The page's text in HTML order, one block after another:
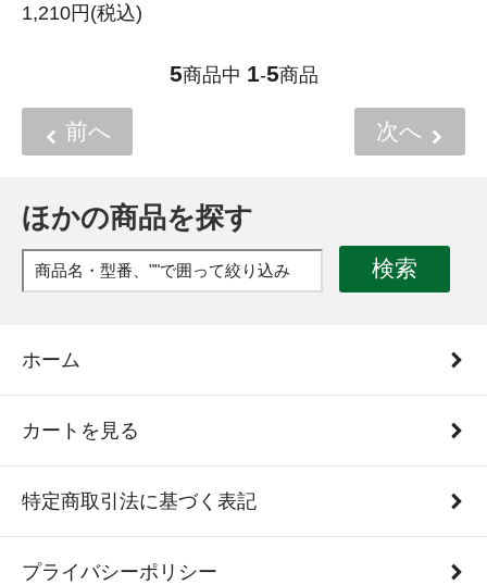
1,210円(税込)
5商品中 1-5商品
前へ 次へ
ほかの商品を探す
検索
ホーム
カートを見る
特定商取引法に基づく表記
プライバシーポリシー